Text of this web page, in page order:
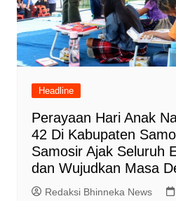
Headline
Perayaan Hari Anak
42 Di Kabupaten
Samosir Ajak Seluruh
dan Wujudkan Masa
Redaksi Bhinneka News